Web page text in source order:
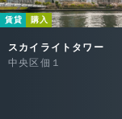
賃貸 購入
スカイライトタワー
中央区佃１